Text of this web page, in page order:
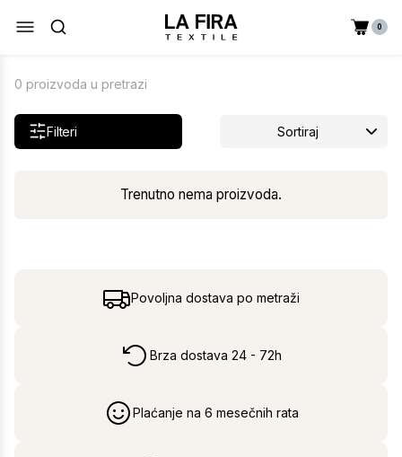
0
0 proizvoda u pretrazi
Filteri Sortiraj
Trenutno nema proizvoda.
Povoljna dostava po metraži
Brza dostava 24 - 72h
Plaćanje na 6 mesečnih rata